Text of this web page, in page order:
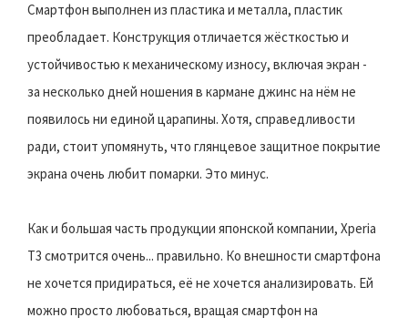
Смартфон выполнен из пластика и металла, пластик
преобладает. Конструкция отличается жёсткостью и
устойчивостью к механическому износу, включая экран -
за несколько дней ношения в кармане джинс на нём не
появилось ни единой царапины. Хотя, справедливости
ради, стоит упомянуть, что глянцевое защитное покрытие
экрана очень любит помарки. Это минус.
Как и большая часть продукции японской компании, Xperia
T3 смотрится очень... правильно. Ко внешности смартфона
не хочется придираться, её не хочется анализировать. Ей
можно просто любоваться, вращая смартфон на